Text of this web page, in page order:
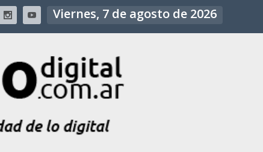
Viernes, 7 de agosto de 2026